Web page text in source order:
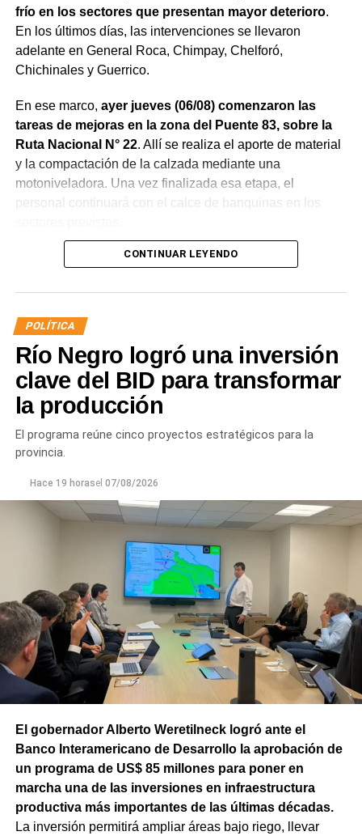
frío en los sectores que presentan mayor deterioro.
En los últimos días, las intervenciones se llevaron
adelante en General Roca, Chimpay, Chelforó,
Chichinales y Guerrico.
En ese marco, ayer jueves (06/08) comenzaron las
tareas de mejoras en la zona del Puente 83, sobre la
Ruta Nacional N° 22. Allí se realiza el aporte de material
y la compactación de la calzada mediante una
motoniveladora. Una vez finalizada esa etapa, el
personal continuará con el calce de banquinas en los
Desde Vialidad Nacional informaron que,
próximas semanas, el operativo de bacheo será
reforzado con dos nuevas cuadrillas de trabajo y dos
el ritmo de ejecución y optimizar las tareas de
mantenimiento en distintos puntos del Alto Valle.
Por otra parte, el organismo avanza con el relevamiento
técnico que definirá los tramos de la Ruta Nacional N°
151 donde se aplicarán 5.000 toneladas de mezcla
asfáltica en caliente, una obra destinada a recuperar los
sectores más deteriorados y mejorar las condiciones de
transitabilidad.
CONTINUAR LEYENDO
POLÍTICA
Río Negro logró una inversión
clave del BID para transformar
la producción
El programa reúne cinco proyectos estratégicos para la
provincia.
Hace 19 horasel 07/08/2026
El gobernador Alberto Weretilneck logró ante el
Banco Interamericano de Desarrollo la aprobación de
un programa de US$ 85 millones para poner en
marcha una de las inversiones en infraestructura
productiva más importantes de las últimas décadas.
La inversión permitirá ampliar áreas bajo riego, llevar